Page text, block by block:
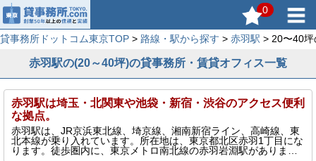
0
貸事務所ドットコム東京TOP > 路線・駅から探す > 赤羽駅 > 20〜40
赤羽駅の(20～40坪)の貸事務所・賃貸オフィス一覧
赤羽駅は埼玉・北関東や池袋・新宿・渋谷のアクセス便利
な拠点。
赤羽駅は、JR京浜東北線、埼京線、湘南新宿ライン、高崎線、東
北本線が乗り入れています。所在地は、東京都北区赤羽1丁目にな
ります。徒歩圏内に、東京メトロ南北線の赤羽岩淵駅がありま